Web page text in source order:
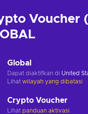
Voucher
Global
Dapat diaktifkan di United
Lihat wilayah yang dibatasi
Crypto Voucher
Lihat panduan aktivasi